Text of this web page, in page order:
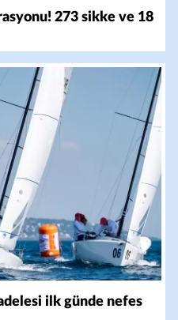
273 sikke ve 18
ilk günde nefes